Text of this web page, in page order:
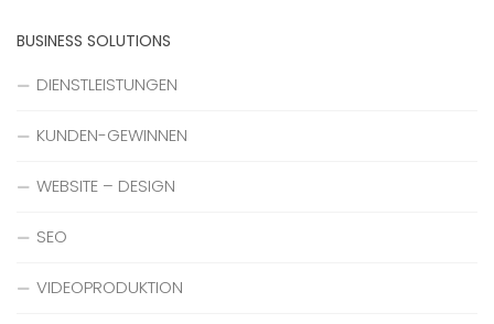
BUSINESS SOLUTIONS
DIENSTLEISTUNGEN
KUNDEN-GEWINNEN
WEBSITE – DESIGN
SEO
VIDEOPRODUKTION